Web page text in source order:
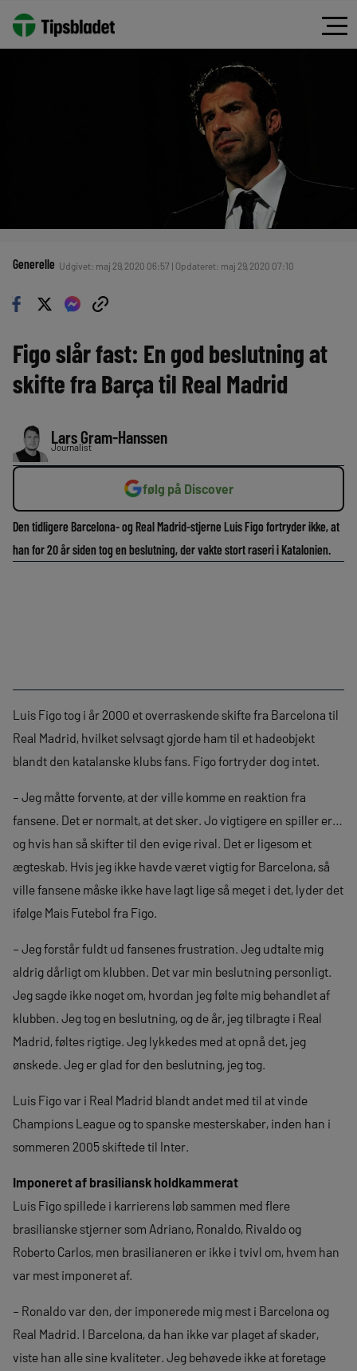
Generelle Udgivet: maj 29, 2020 06:57 | Opdateret: maj 29, 2020 07:10
Figo slår fast: En god beslutning at
skifte fra Barça til Real Madrid
Lars Gram-Hanssen
Journalist
følg på Discover
Den tidligere Barcelona- og Real Madrid-stjerne Luis Figo fortryder ikke, at
han for 20 år siden tog en beslutning, der vakte stort raseri i Katalonien.
Luis Figo tog i år 2000 et overraskende skifte fra Barcelona til
Real Madrid, hvilket selvsagt gjorde ham til et hadeobjekt
blandt den katalanske klubs fans. Figo fortryder dog intet.
– Jeg måtte forvente, at der ville komme en reaktion fra
fansene. Det er normalt, at det sker. Jo vigtigere en spiller er…
og hvis han så skifter til den evige rival. Det er ligesom et
ægteskab. Hvis jeg ikke havde været vigtig for Barcelona, så
ville fansene måske ikke have lagt lige så meget i det, lyder det
ifølge Mais Futebol fra Figo.
– Jeg forstår fuldt ud fansenes frustration. Jeg udtalte mig
aldrig dårligt om klubben. Det var min beslutning personligt.
Jeg sagde ikke noget om, hvordan jeg følte mig behandlet af
klubben. Jeg tog en beslutning, og de år, jeg tilbragte i Real
Madrid, føltes rigtige. Jeg lykkedes med at opnå det, jeg
ønskede. Jeg er glad for den beslutning, jeg tog.
Luis Figo var i Real Madrid blandt andet med til at vinde
Champions League og to spanske mesterskaber, inden han i
sommeren 2005 skiftede til Inter.
Imponeret af brasiliansk holdkammerat
Luis Figo spillede i karrierens løb sammen med flere
brasilianske stjerner som Adriano, Ronaldo, Rivaldo og
Roberto Carlos, men brasilianeren er ikke i tvivl om, hvem han
var mest imponeret af.
– Ronaldo var den, der imponerede mig mest i Barcelona og
Real Madrid. I Barcelona, da han ikke var plaget af skader,
viste han alle sine kvaliteter. Jeg behøvede ikke at foretage